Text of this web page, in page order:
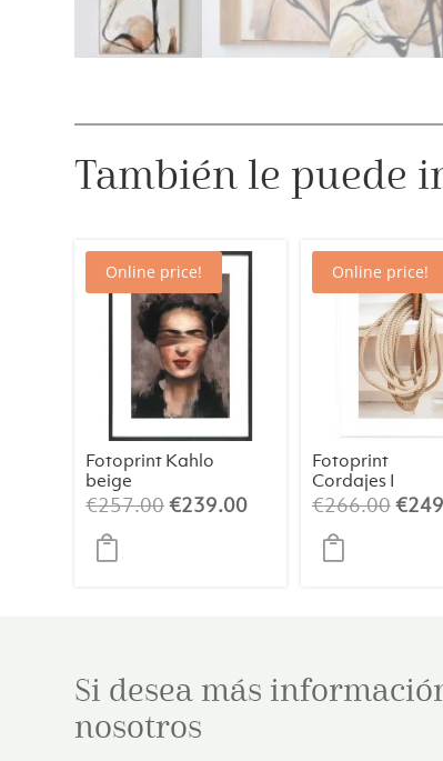
También le puede
Online price!
Fotoprint Kahlo
beige
€257.00El
€239.00El
Online price!
Fotoprint
Cordajes I
€266.00El
€
Si desea más
nosotros